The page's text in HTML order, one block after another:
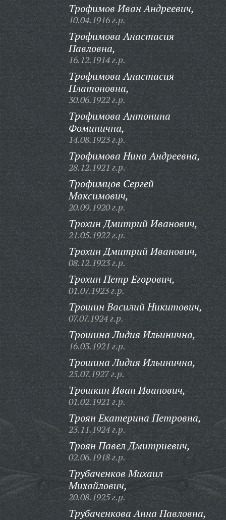
Трофимов Иван Андреевич,
10.04.1916 г.р.
Трофимова Анастасия
Павловна,
16.12.1914 г.р.
Трофимова Анастасия
Платоновна,
30.06.1922 г.р.
Трофимова Антонина
Фоминична,
14.08.1923 г.р.
Трофимова Нина Андреевна,
28.12.1921 г.р.
Трофимцов Сергей
Максимович,
20.09.1920 г.р.
Трохин Дмитрий Иванович,
21.05.1922 г.р.
Трохин Дмитрий Иванович,
08.12.1923 г.р.
Трохин Петр Егорович,
01.07.1923 г.р.
Трошин Василий Никитович,
07.07.1924 г.р.
Трошина Лидия Ильинична,
16.03.1921 г.р.
Трошина Лидия Ильинична,
25.07.1927 г.р.
Трошкин Иван Иванович,
01.02.1921 г.р.
Троян Екатерина Петровна,
23.11.1924 г.р.
Троян Павел Дмитриевич,
02.06.1918 г.р.
Трубаченков Михаил
Михайлович,
20.08.1925 г.р.
Трубаченкова Анна Павловна,